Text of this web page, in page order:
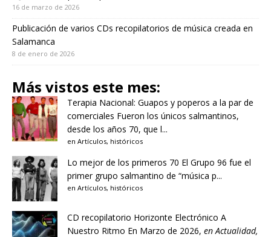
16 de marzo de 2026
Publicación de varios CDs recopilatorios de música creada en
Salamanca
8 de enero de 2026
Más vistos este mes:
Terapia Nacional: Guapos y poperos a la par de
comerciales Fueron los únicos salmantinos,
desde los años 70, que l...
en Artículos, históricos
Lo mejor de los primeros 70 El Grupo 96 fue el
primer grupo salmantino de “música p...
en Artículos, históricos
CD recopilatorio Horizonte Electrónico A
Nuestro Ritmo En Marzo de 2026, enActualidad,